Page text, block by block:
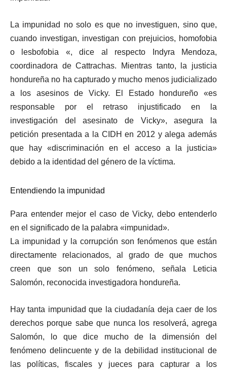
La impunidad no solo es que no investiguen, sino que,
cuando investigan, investigan con prejuicios, homofobia
o lesbofobia «, dice al respecto Indyra Mendoza,
coordinadora de Cattrachas. Mientras tanto, la justicia
hondureña no ha capturado y mucho menos judicializado
a los asesinos de Vicky. El Estado hondureño «es
responsable por el retraso injustificado en la
investigación del asesinato de Vicky», asegura la
petición presentada a la CIDH en 2012 y alega además
que hay «discriminación en el acceso a la justicia»
debido a la identidad del género de la víctima.
Entendiendo la impunidad
Para entender mejor el caso de Vicky, debo entenderlo
en el significado de la palabra «impunidad».
La impunidad y la corrupción son fenómenos que están
directamente relacionados, al grado de que muchos
creen que son un solo fenómeno, señala Leticia
Salomón, reconocida investigadora hondureña.
Hay tanta impunidad que la ciudadanía deja caer de los
derechos porque sabe que nunca los resolverá, agrega
Salomón, lo que dice mucho de la dimensión del
fenómeno delincuente y de la debilidad institucional de
las políticas, fiscales y jueces para capturar a los